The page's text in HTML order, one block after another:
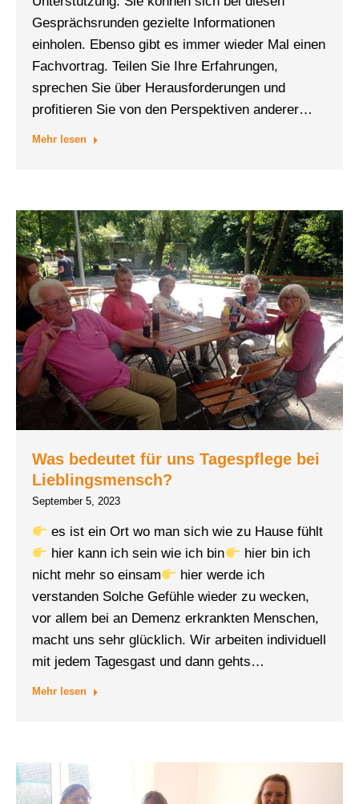
Gesprächsrunden gezielte Informationen
einholen. Ebenso gibt es immer wieder Mal einen
Fachvortrag. Teilen Sie Ihre Erfahrungen,
sprechen Sie über Herausforderungen und
profitieren Sie von den Perspektiven anderer…
Mehr lesen
Was bedeutet für uns Tagespflege bei
Lieblingsmensch?
September 5, 2023
es ist ein Ort wo man sich wie zu Hause fühlt
hier kann ich sein wie ich bin
hier bin ich
nicht mehr so einsam
hier werde ich
verstanden Solche Gefühle wieder zu wecken,
vor allem bei an Demenz erkrankten Menschen,
macht uns sehr glücklich. Wir arbeiten individuell
mit jedem Tagesgast und dann gehts…
Mehr lesen